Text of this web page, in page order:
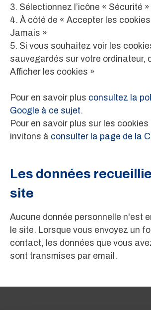
3. Sélectionnez l’icône « Sécurité »
4. À côté de « Accepter les
Jamais »
5. Si vous souhaitez voir les
sauvegardés sur votre ordinateur,
Afficher les cookies »
Pour en savoir plus consultez la
Google à ce sujet.
Pour en savoir plus sur les cookies
invitons à consulter la page de la
Les données
site
Aucune donnée personnelle n'est
le site. Lorsque vous envoyez un
contact, les données que vous
sont transmises par email.